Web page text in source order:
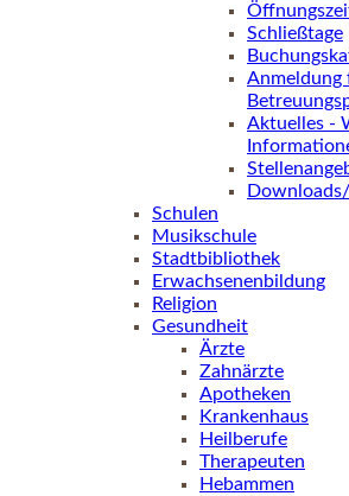
Schließtage
Anmeldung
Aktuelles -
Schulen
Musikschule
Stadtbibliothek
Erwachsenenbildung
Religion
Gesundheit
Ärzte
Zahnärzte
Apotheken
Krankenhaus
Heilberufe
Therapeuten
Hebammen